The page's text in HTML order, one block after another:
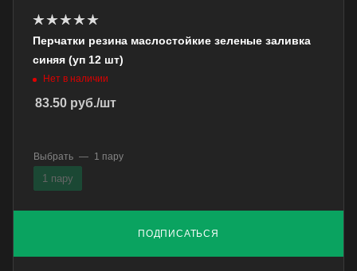
Перчатки резина маслостойкие зеленые заливка
синяя (уп 12 шт)
Нет в наличии
83.50 руб./шт
ПОДПИСАТЬСЯ
Выбрать — 1 пару
1 пару